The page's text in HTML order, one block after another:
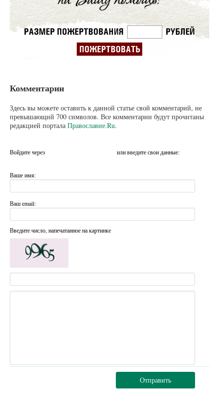
Комментарии
Здесь вы можете оставить к данной статье свой комментарий, не
превышающий 700 символов. Все комментарии будут прочитаны
редакцией портала Православие.Ru.
Войдите через или введите свои данные:
Ваше имя:
Ваш email:
Введите число, напечатанное на картинке
Отправить